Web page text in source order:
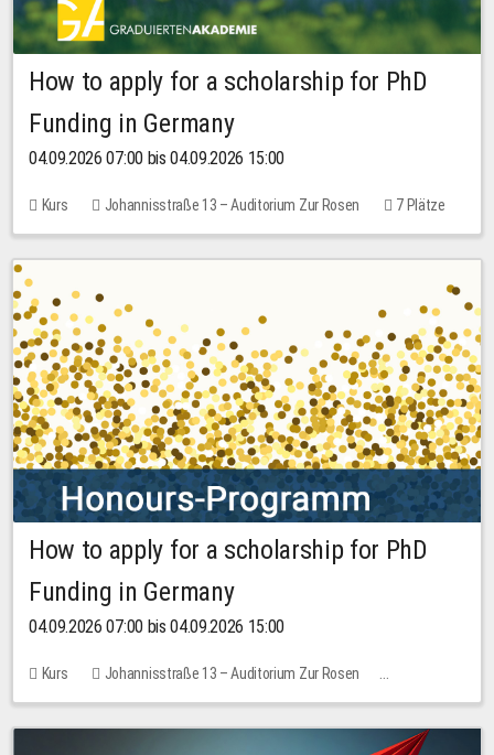
How to apply for a scholarship for PhD
Funding in Germany
04.09.2026 07:00 bis 04.09.2026 15:00
Kurs Johannisstraße 13 – Auditorium Zur Rosen
7 Plätze
10,00 EUR
How to apply for a scholarship for PhD
Funding in Germany
04.09.2026 07:00 bis 04.09.2026 15:00
Kurs
Johannisstraße 13 – Auditorium Zur Rosen
Keine freien Plätze